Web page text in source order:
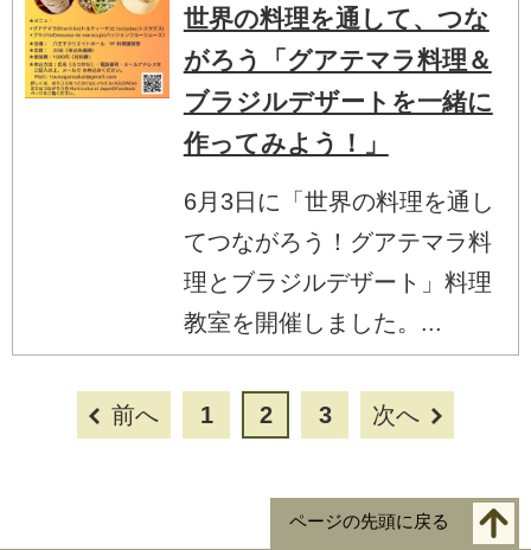
世界の料理を通して、つな
がろう「グアテマラ料理＆
ブラジルデザートを一緒に
作ってみよう！」
6月3日に「世界の料理を通し
てつながろう！グアテマラ料
理とブラジルデザート」料理
教室を開催しました。...
前へ 1 2 3 次へ
ページの先頭に戻る